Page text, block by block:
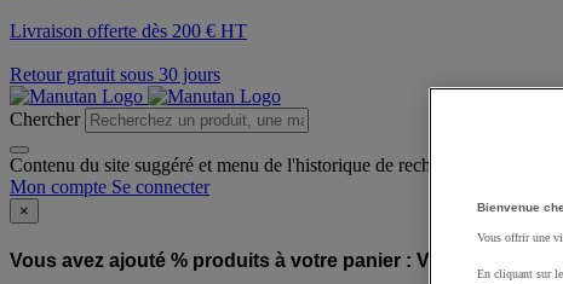
Livraison offerte dès 200 € HT
Retour gratuit sous 30 jours
Chercher
Contenu du site suggéré et menu de l'historique de recherche
Mon compte Se connecter
×
Vous avez ajouté % produits à votre panier : Vous avez
Bienvenue
Vous offrir une
En cliquant sur